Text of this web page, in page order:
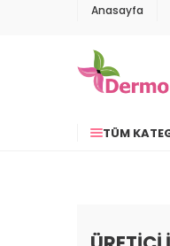
Anasayfa
TÜM